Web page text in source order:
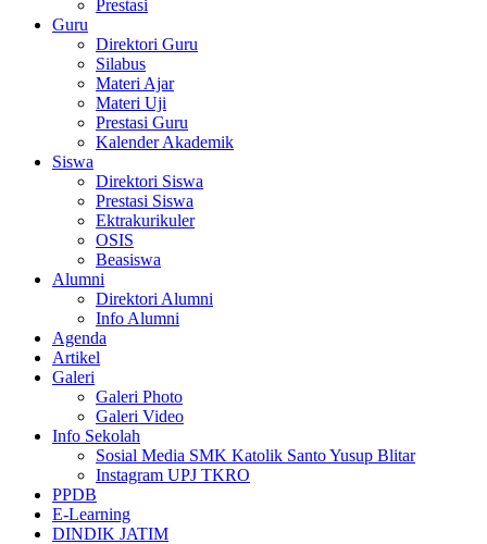
Prestasi
Guru
Direktori Guru
Silabus
Materi Ajar
Materi Uji
Prestasi Guru
Kalender Akademik
Siswa
Direktori Siswa
Prestasi Siswa
Ektrakurikuler
OSIS
Beasiswa
Alumni
Direktori Alumni
Info Alumni
Agenda
Artikel
Galeri
Galeri Photo
Galeri Video
Info Sekolah
Sosial Media SMK Katolik Santo Yusup Blitar
Instagram UPJ TKRO
PPDB
E-Learning
DINDIK JATIM